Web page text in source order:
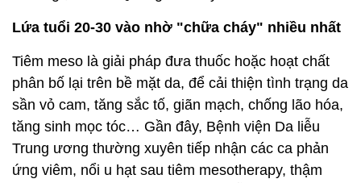
Lứa tuổi 20-30 vào nhờ "chữa cháy" nhiều nhất
Tiêm meso là giải pháp đưa thuốc hoặc hoạt chất
phân bố lại trên bề mặt da, để cải thiện tình trạng da
sần vỏ cam, tăng sắc tố, giãn mạch, chống lão hóa,
tăng sinh mọc tóc… Gần đây, Bệnh viện Da liễu
Trung ương thường xuyên tiếp nhận các ca phản
ứng viêm, nổi u hạt sau tiêm mesotherapy, thậm